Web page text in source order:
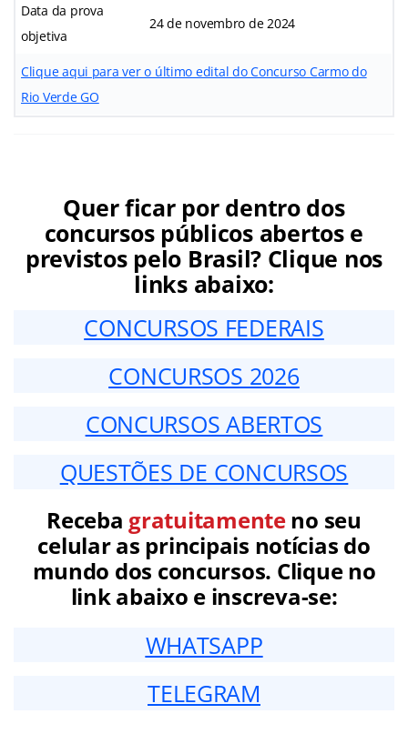
Data da prova
objetiva
24 de novembro de 2024
Clique aqui para ver o último edital do Concurso Carmo do
Rio Verde GO
Quer ficar por dentro dos
concursos públicos abertos e
previstos pelo Brasil? Clique nos
links abaixo:
CONCURSOS FEDERAIS
CONCURSOS 2026
CONCURSOS ABERTOS
QUESTÕES DE CONCURSOS
Receba gratuitamenteno seu
celular as principais notícias do
mundo dos concursos. Clique no
link abaixo e inscreva-se:
WHATSAPP
TELEGRAM